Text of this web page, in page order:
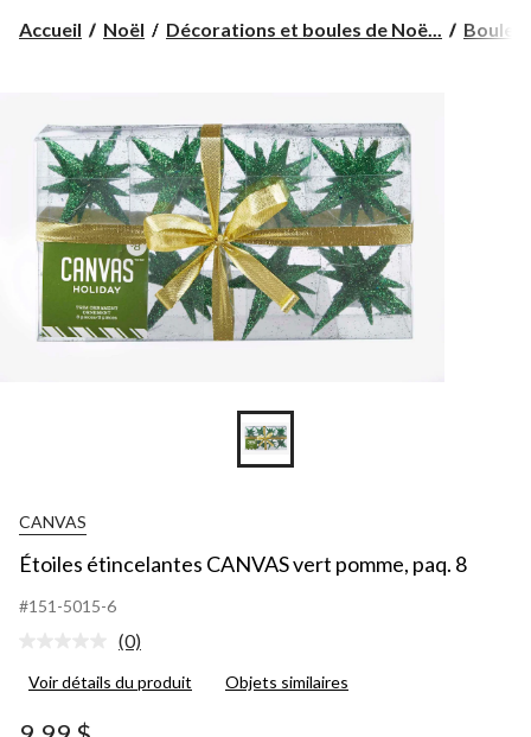
Accueil Noël Décorations et boules de Noë... Boules
CANVAS
Étoiles étincelantes CANVAS vert pomme, paq. 8
#151-5015-6
Aucune
pour
(0)
Voir détails du produit Objets similaires